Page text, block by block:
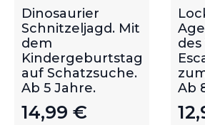
Dinosaurier
Schnitzeljagd. Mit
dem
Kindergeburtstag
auf Schatzsuche.
Ab 5 Jahre.
14,99 €
Ab